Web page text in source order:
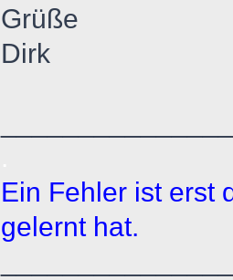
Grüße
Dirk
Ein Fehler ist erst
gelernt hat.